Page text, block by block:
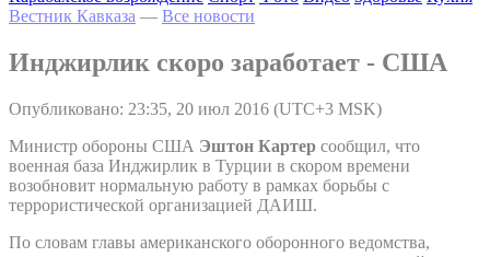
Вестник Кавказа — Все новости
Инджирлик скоро заработает - США
Опубликовано: 23:35, 20 июл 2016 (UTC+3 MSK)
Министр обороны США Эштон Картер сообщил, что
военная база Инджирлик в Турции в скором времени
возобновит нормальную работу в рамках борьбы с
террористической организацией ДАИШ.
По словам главы американского оборонного ведомства,